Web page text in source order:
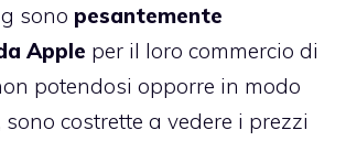
sono pesantemente
Apple per il loro commercio di
potendosi opporre in modo
costrette a vedere i prezzi